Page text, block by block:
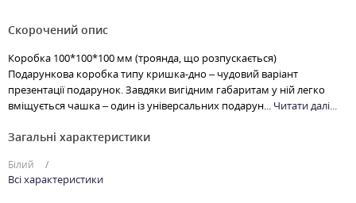
Скорочений опис
Коробка 100*100*100 мм (троянда, що розпускається)
Подарункова коробка типу кришка-дно – чудовий варіант
презентації подарунок. Завдяки вигідним габаритам у ній легко
вміщується чашка – один із універсальних подарун... Читати далі...
Загальні характеристики
Білий
Всі характеристики